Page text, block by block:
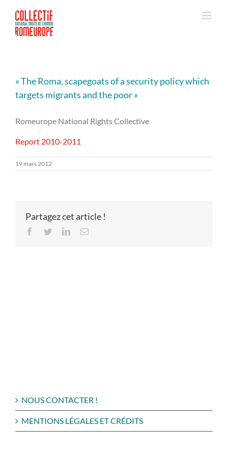
contenu
« The Roma, scapegoats of a security policy which
targets migrants and the poor »
Romeurope National Rights Collective
Report 2010-2011
19 mars 2012
Partagez cet article !
Facebook
TwitterLinkedInEmail
NOUS CONTACTER !
MENTIONS LÉGALES ET CRÉDITS